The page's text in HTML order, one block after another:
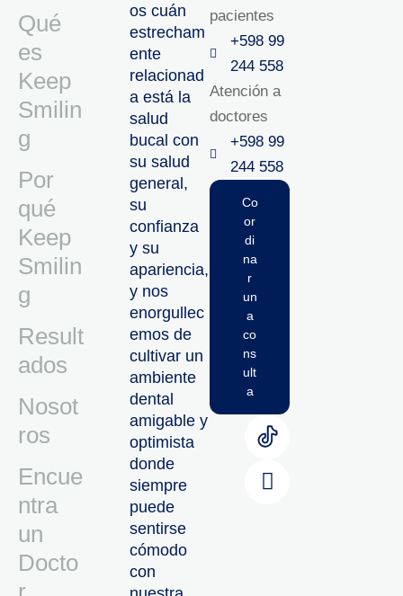
Qué
es
Keep
Smilin
g
Por
qué
Keep
Smilin
g
Result
ados
Nosot
ros
Encue
ntra
un
Docto
os cuán
estrecham
ente
relacionad
a está la
salud
bucal con
su salud
general,
su
confianza
y su
apariencia,
y nos
enorgullec
emos de
cultivar un
ambiente
dental
amigable y
optimista
donde
siempre
puede
sentirse
cómodo
con
pacientes
+598 99
244 558
Atención a
doctores
+598 99
244 558‬‬
Co
or
di
na
r
un
a
co
ns
ult
a